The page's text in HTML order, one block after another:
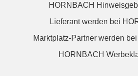
HORNBACH
Lieferant werden bei
Marktplatz-Partner werden
HORNBACH